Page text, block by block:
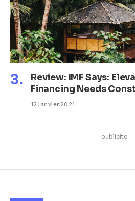
Review: IMF Says:
Financing Needs
12 janvier 2021
publicite